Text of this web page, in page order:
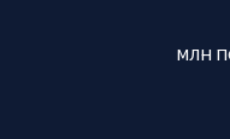
млн